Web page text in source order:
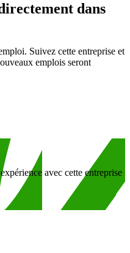
dans
Suivez cette entreprise et
emplois seront
avec cette entreprise